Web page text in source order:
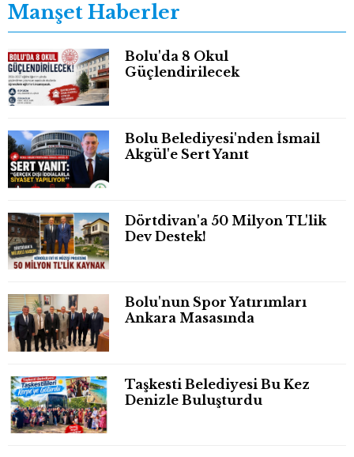
Manşet Haberler
Bolu'da 8 Okul
Güçlendirilecek
Bolu Belediyesi'nden İsmail
Akgül'e Sert Yanıt
Dörtdivan'a 50 Milyon TL'lik
Dev Destek!
Bolu'nun Spor Yatırımları
Ankara Masasında
Taşkesti Belediyesi Bu Kez
Denizle Buluşturdu